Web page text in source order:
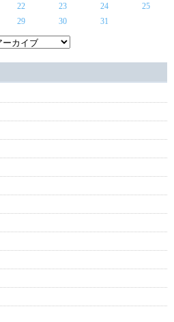
22 23 24
25
29 30 31